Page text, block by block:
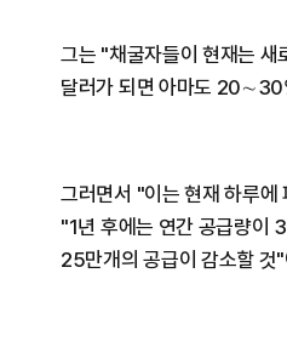
그는 "채굴자들이 현재는
달러가 되면 아마도
그러면서 "이는 현재 하루
"1년 후에는 연간 공급량
25만개의 공급이 감소할 것